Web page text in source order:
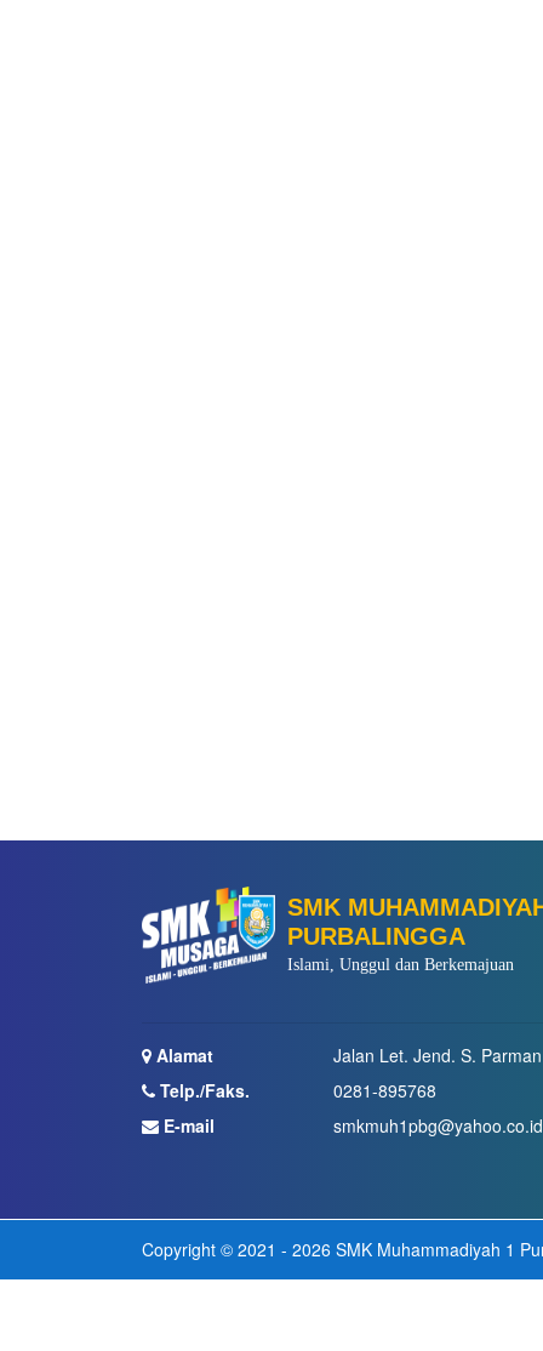
SMK
PURBALINGGA
Islami, Unggul dan Berkemajuan
Alamat
Jalan Let. Jend. S. Parman
Telp./Faks.
0281-895768
E-mail
smkmuh1pbg@yahoo.co.id
Copyright © 2021 - 2026 SMK Muhammadiyah 1